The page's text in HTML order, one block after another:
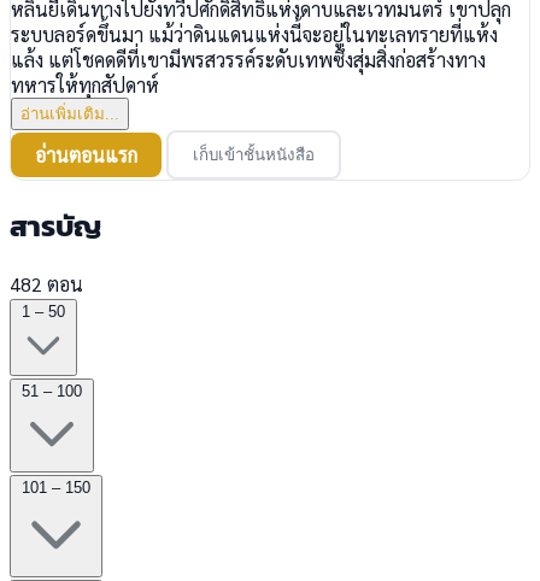
หลินยี่เดินทางไปยังทวีปศักดิ์สิทธิ์แห่งดาบและเวทมนตร์ เขาปลุก
ระบบลอร์ดขึ้นมา แม้ว่าดินแดนแห่งนี้จะอยู่ในทะเลทรายที่แห้ง
แล้ง แต่โชคดดีที่เขามีพรสวรรค์ระดับเทพซึ่งสุ่มสิ่งก่อสร้างทาง
ทหารให้ทุกสัปดาห์
อ่านเพิ่มเติม...
อ่านตอนแรก เก็บเข้าชั้นหนังสือ
สารบัญ
482 ตอน
1 – 50
51 – 100
101 – 150